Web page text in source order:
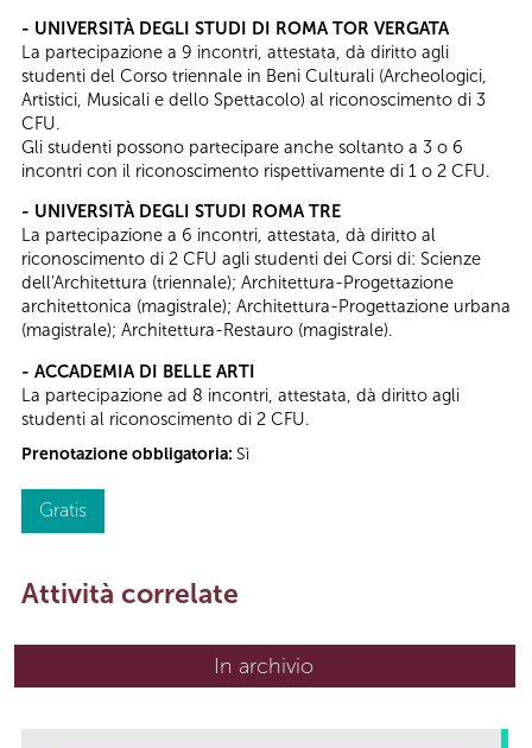
- UNIVERSITÀ DEGLI STUDI DI ROMA TOR VERGATA
La partecipazione a 9 incontri, attestata, dà diritto agli
studenti del Corso triennale in Beni Culturali (Archeologici,
Artistici, Musicali e dello Spettacolo) al riconoscimento di 3
CFU.
Gli studenti possono partecipare anche soltanto a 3 o 6
incontri con il riconoscimento rispettivamente di 1 o 2 CFU.
- UNIVERSITÀ DEGLI STUDI ROMA TRE
La partecipazione a 6 incontri, attestata, dà diritto al
riconoscimento di 2 CFU agli studenti dei Corsi di: Scienze
dell'Architettura (triennale); Architettura-Progettazione
architettonica (magistrale); Architettura-Progettazione urbana
(magistrale); Architettura-Restauro (magistrale).
- ACCADEMIA DI BELLE ARTI
La partecipazione ad 8 incontri, attestata, dà diritto agli
studenti al riconoscimento di 2 CFU.
Prenotazione obbligatoria: Sì
Gratis
Attività correlate
In archivio